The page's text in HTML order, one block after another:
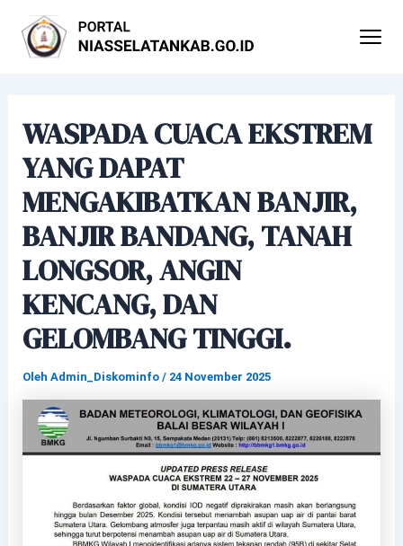
konten
WASPADA CUACA EKSTREM
YANG DAPAT
MENGAKIBATKAN BANJIR,
BANJIR BANDANG, TANAH
LONGSOR, ANGIN
KENCANG, DAN
GELOMBANG TINGGI.
Oleh Admin_Diskominfo / 24 November 2025
navigation